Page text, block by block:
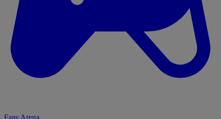
Fans Arena